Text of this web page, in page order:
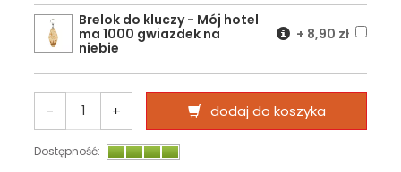
Brelok do kluczy - Mój hotel
ma 1000 gwiazdek na
niebie
+ 8,90 zł
- + dodaj do koszyka
Dostępność: